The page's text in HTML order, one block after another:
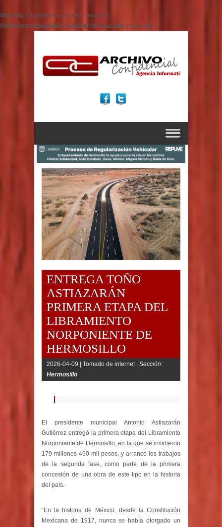
Warning: Undefined array key "medio" in
/home/armando/public_html/vernoticias.php on line 86
ENTREGA TOÑO
ASTIAZARÁN
PRIMERA ETAPA DEL
LIBRAMIENTO
NORPONIENTE DE
HERMOSILLO
2026-04-09 | Tomado de internet | Sección:
Hermosillo
El presidente municipal Antonio Astiazarán
Gutiérrez entregó la primera etapa del Libramiento
Norponiente de Hermosillo, en la que se invirtieron
179 millones 490 mil pesos, y arrancó los trabajos
de la segunda fase, como parte de la primera
concesión de una obra de este tipo en la historia
del país.
“En la historia de México, desde la Constitución
Mexicana de 1917, nunca se había otorgado un